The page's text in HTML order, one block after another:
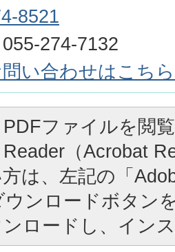
8521
274-7132
い合わせはこちら
PDFファイルを閲
Reader（Acrobat
は、左記の「
ウンロードボタン
ロードし、イン